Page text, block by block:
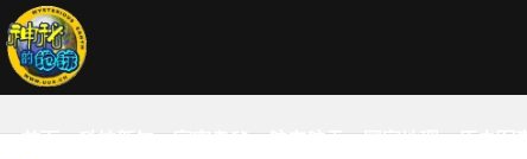
首页 科技新知 宇宙奥秘 航空航天 国家地理 历史军